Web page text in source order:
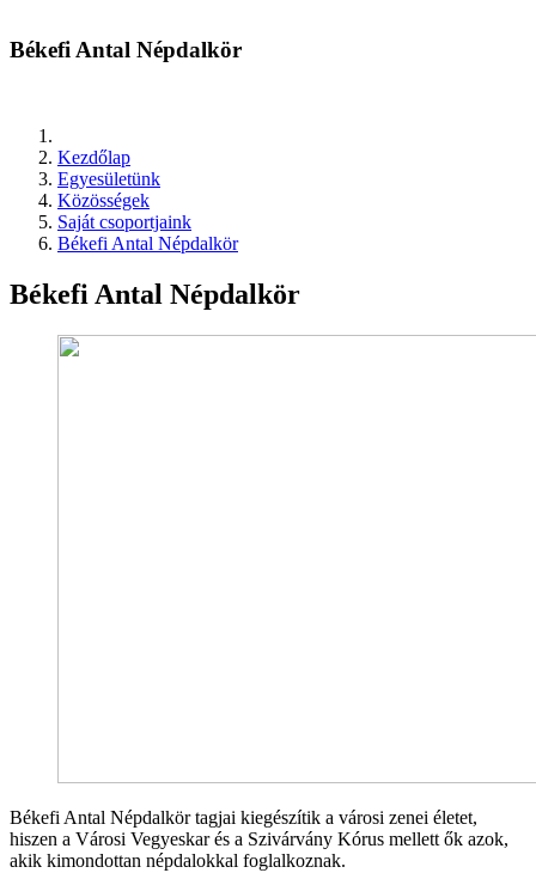
Békefi Antal Népdalkör
Kezdőlap
Egyesületünk
Közösségek
Saját csoportjaink
Békefi Antal Népdalkör
Békefi Antal Népdalkör
Békefi Antal Népdalkör tagjai kiegészítik a városi zenei életet,
hiszen a Városi Vegyeskar és a Szivárvány Kórus mellett ők azok,
akik kimondottan népdalokkal foglalkoznak.